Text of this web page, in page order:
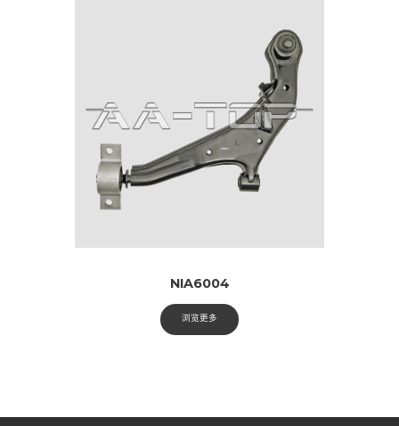
NIA6004
浏览更多